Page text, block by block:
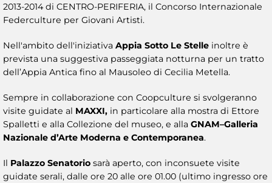
2013-2014 di CENTRO-PERIFERIA, il Concorso Internazionale
Federculture per Giovani Artisti.
Nell'ambito dell'iniziativa Appia Sotto Le Stelle inoltre è
prevista una suggestiva passeggiata notturna per un tratto
dell’Appia Antica fino al Mausoleo di Cecilia Metella.
Sempre in collaborazione con Coopculture si svolgeranno
visite guidate al MAXXI, in particolare alla mostra di Ettore
Spalletti e alla Collezione del museo, e alla GNAM–Galleria
Nazionale d’Arte Moderna e Contemporanea.
Il Palazzo Senatorio sarà aperto, con inconsuete visite
guidate serali, dalle ore 20 alle ore 01.00 (ultimo ingresso ore